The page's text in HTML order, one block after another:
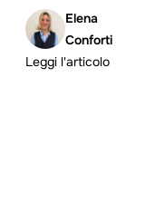
Elena
Conforti
Leggi l'articolo